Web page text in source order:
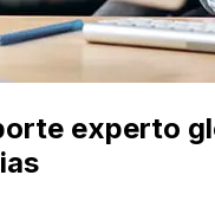
experto